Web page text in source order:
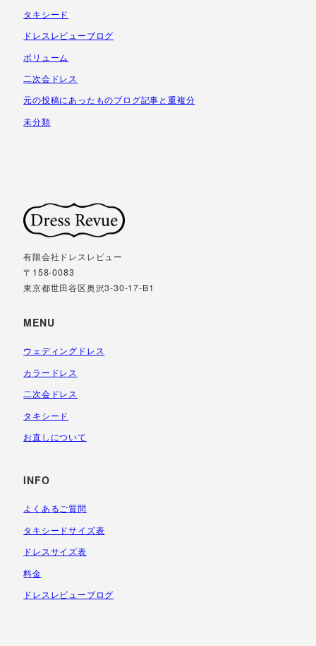
タキシード
ドレスレビューブログ
ボリューム
二次会ドレス
元の投稿にあったものブログ記事と重複分
未分類
有限会社ドレスレビュー
〒158-0083
東京都世田谷区奥沢3-30-17-B1
MENU
ウェディングドレス
カラードレス
二次会ドレス
タキシード
お直しについて
INFO
よくあるご質問
タキシードサイズ表
ドレスサイズ表
料金
ドレスレビューブログ